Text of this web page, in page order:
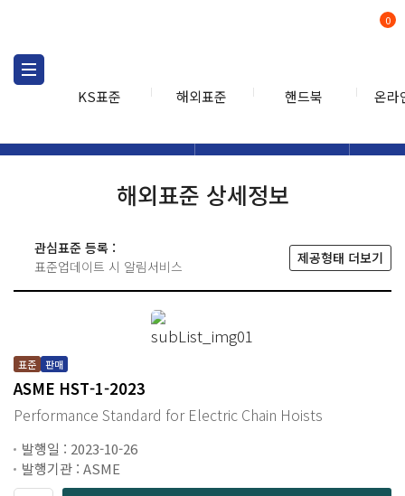
KS표준 해외표준 핸드북 온라
0
해외표준 상세정보
관심표준 등록 :
표준업데이트 시 알림서비스
제공형태 더보기
표준 판매
ASME HST-1-2023
Performance Standard for Electric Chain Hoists
발행일 : 2023-10-26
발행기관 : ASME